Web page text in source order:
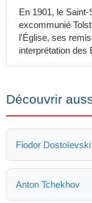
En 1901, le
excommunié
l'Église, ses
interprétation des
Découvrir
Fiodor Dostoïevski
Anton Tchekhov